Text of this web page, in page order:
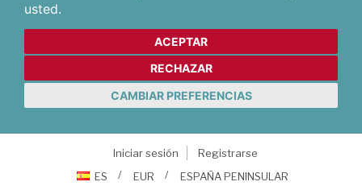
usted.
ACEPTAR
RECHAZAR
CAMBIAR PREFERENCIAS
Iniciar sesión
Registrarse
ES
EUR ESPAÑA PENINSULAR